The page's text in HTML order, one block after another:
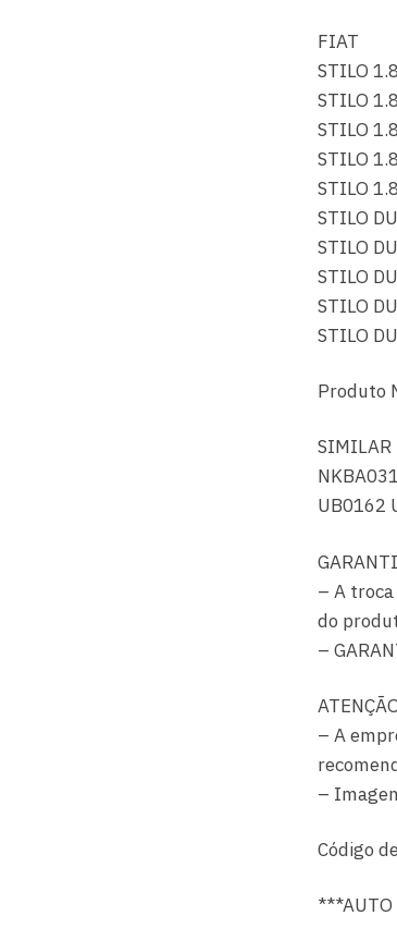
FIAT
STILO
STILO
STILO
STILO
STILO
STILO
STILO
STILO
STILO
STILO
Produto
SIMILAR
UB0162
– A
do
–
– A
–
Código
***AUTO